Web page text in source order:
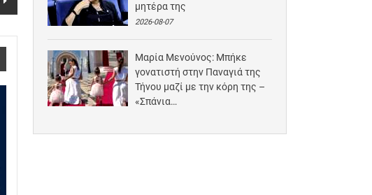
μητέρα της
2026-08-07
Μαρία Μενούνος: Μπήκε
γονατιστή στην Παναγιά της
Τήνου μαζί με την κόρη της –
«Σπάνια…